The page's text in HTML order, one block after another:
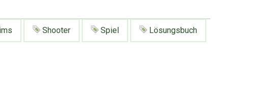
Shooter Spiel Lösungsbuch